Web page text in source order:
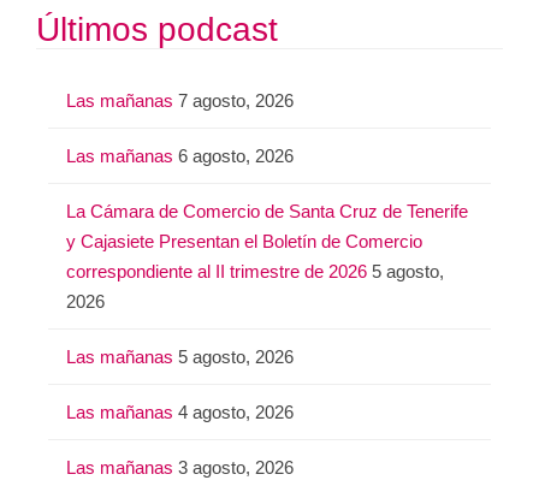
s
c
Últimos podcast
Las mañanas 7 agosto, 2026
Las mañanas 6 agosto, 2026
La Cámara de Comercio de Santa Cruz de Tenerife
y Cajasiete Presentan el Boletín de Comercio
correspondiente al II trimestre de 2026 5 agosto,
2026
Las mañanas 5 agosto, 2026
Las mañanas 4 agosto, 2026
Las mañanas 3 agosto, 2026